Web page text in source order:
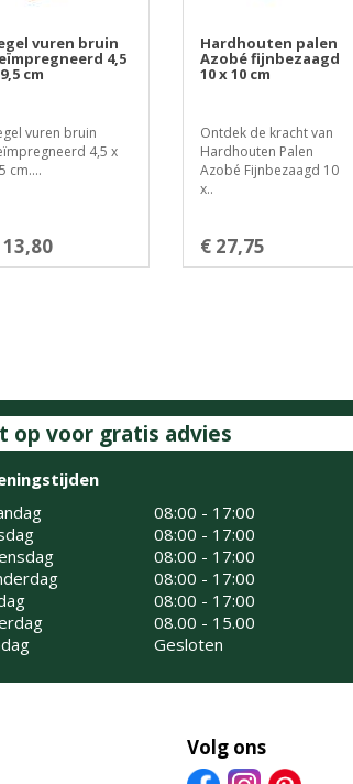
vuren bruin
4,5
cm
vuren bruin
4,5 x
cm....
13,80
Hardhouten palen
Azobé fijnbezaagd
10 x 10 cm
Ontdek de kracht van
Hardhouten Palen
Azobé Fijnbezaagd 10
x..
€ 27,75
op voor gratis advies
08:00 - 17:00
08:00 - 17:00
08:00 - 17:00
08:00 - 17:00
08:00 - 17:00
08.00 - 15.00
Gesloten
Volg ons